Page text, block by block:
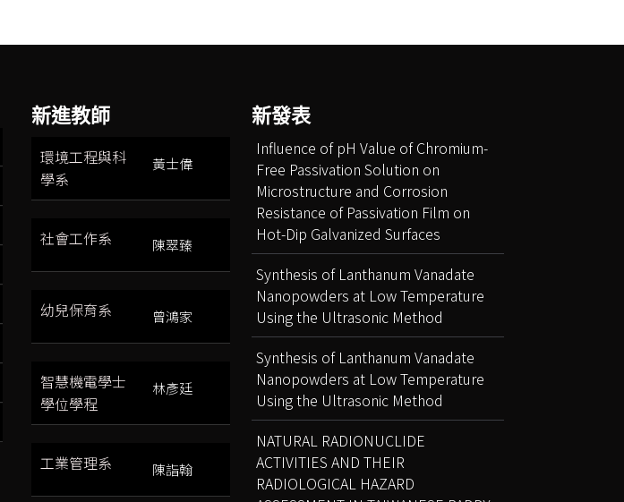
新進教師
環境工程與科
學系
黃士偉
社會工作系 陳翠臻
幼兒保育系 曾鴻家
智慧機電學士
學位學程
林彥廷
工業管理系 陳詣翰
新發表
Influence of pH Value of Chromium-
Free Passivation Solution on
Microstructure and Corrosion
Resistance of Passivation Film on
Hot-Dip Galvanized Surfaces
Synthesis of Lanthanum Vanadate
Nanopowders at Low Temperature
Using the Ultrasonic Method
Synthesis of Lanthanum Vanadate
Nanopowders at Low Temperature
Using the Ultrasonic Method
NATURAL RADIONUCLIDE
ACTIVITIES AND THEIR
RADIOLOGICAL HAZARD